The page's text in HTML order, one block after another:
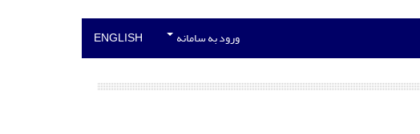
ورود به سامانه ENGLISH